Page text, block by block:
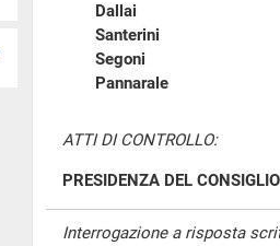
Dallai
Santerini
Segoni
Pannarale
ATTI DI CONTROLLO:
PRESIDENZA DEL
Interrogazione a risposta